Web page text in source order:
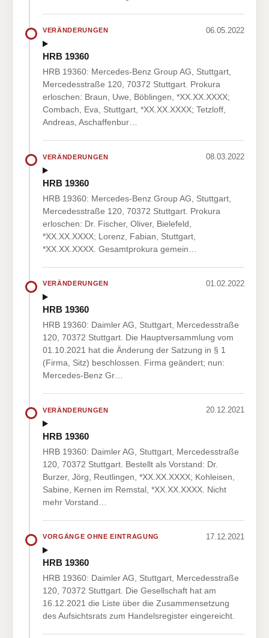
VERÄNDERUNGEN 06.05.2022
HRB 19360
HRB 19360: Mercedes-Benz Group AG, Stuttgart,
Mercedesstraße 120, 70372 Stuttgart. Prokura
erloschen: Braun, Uwe, Böblingen, *XX.XX.XXXX;
Combach, Eva, Stuttgart, *XX.XX.XXXX; Tetzloff,
Andreas, Aschaffenbur…
VERÄNDERUNGEN 08.03.2022
HRB 19360
HRB 19360: Mercedes-Benz Group AG, Stuttgart,
Mercedesstraße 120, 70372 Stuttgart. Prokura
erloschen: Dr. Fischer, Oliver, Bielefeld,
*XX.XX.XXXX; Lorenz, Fabian, Stuttgart,
*XX.XX.XXXX. Gesamtprokura gemein…
VERÄNDERUNGEN 01.02.2022
HRB 19360
HRB 19360: Daimler AG, Stuttgart, Mercedesstraße
120, 70372 Stuttgart. Die Hauptversammlung vom
01.10.2021 hat die Änderung der Satzung in § 1
(Firma, Sitz) beschlossen. Firma geändert; nun:
Mercedes-Benz Gr…
VERÄNDERUNGEN 20.12.2021
HRB 19360
HRB 19360: Daimler AG, Stuttgart, Mercedesstraße
120, 70372 Stuttgart. Bestellt als Vorstand: Dr.
Burzer, Jörg, Reutlingen, *XX.XX.XXXX; Kohleisen,
Sabine, Kernen im Remstal, *XX.XX.XXXX. Nicht
mehr Vorstand…
VORGÄNGE OHNE EINTRAGUNG 17.12.2021
HRB 19360
HRB 19360: Daimler AG, Stuttgart, Mercedesstraße
120, 70372 Stuttgart. Die Gesellschaft hat am
16.12.2021 die Liste über die Zusammensetzung
des Aufsichtsrats zum Handelsregister eingereicht.